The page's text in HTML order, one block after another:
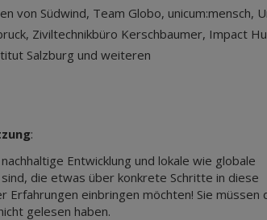
von Südwind, Team Globo, unicum:mensch,
Ziviltechnikbüro Kerschbaumer, Impact
Salzburg und weiteren
:
Entwicklung und lokale wie globale
die etwas über konkrete Schritte in diese
Erfahrungen einbringen möchten! Sie müssen
gelesen haben.